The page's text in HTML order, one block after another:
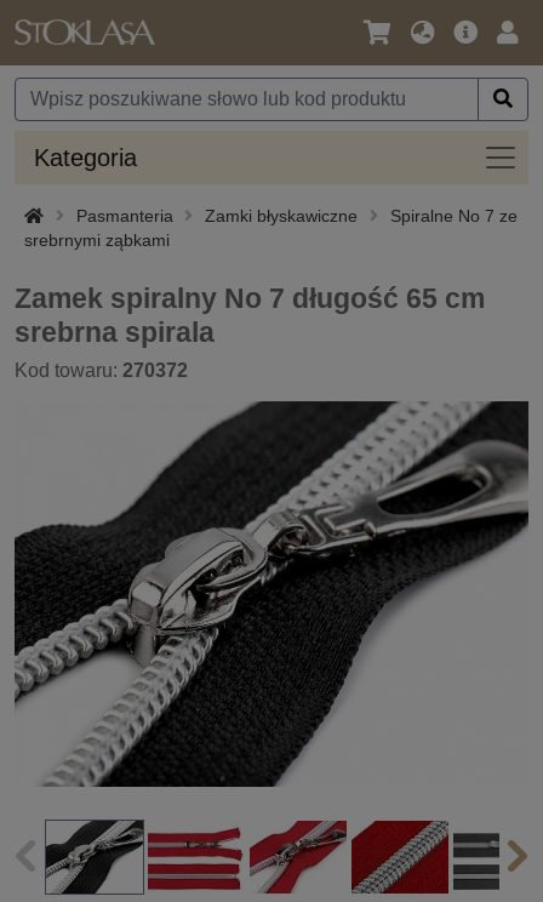
Język
Waluta
Oferta
Kategoria
Pasmanteria Zamki błyskawiczne
Spiralne No 7 ze
srebrnymi ząbkami
Zamek spiralny No 7 długość 65 cm
srebrna spirala
Kod towaru: 270372